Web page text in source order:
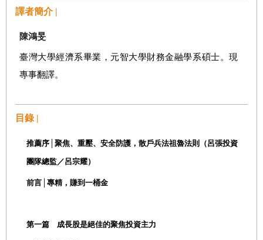
譯者簡介 |
陳鴻旻
臺灣大學經濟系畢業，元智大學財務金融學系碩士。現
專事翻譯。
目錄 |
推薦序│ 聚焦、重壓、安全防護，散戶兵法祖魯法則（呂張投資
團隊總監／呂宗耀）
前言│專精，賺到一桶金
第一篇 成長股是絕佳的聚焦投資主力